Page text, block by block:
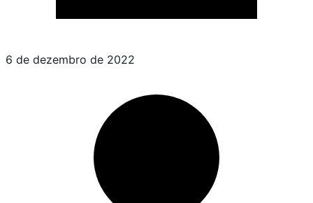
6 de dezembro de 2022